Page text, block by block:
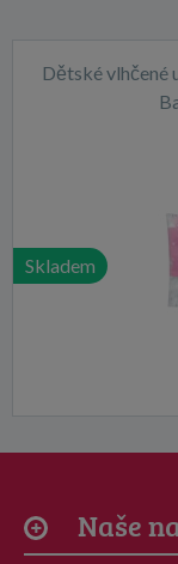
Dětské vlhčené
Skladem
Naše